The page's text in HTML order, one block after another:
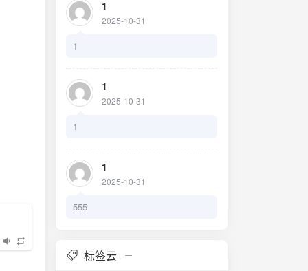
1
2025-10-31
1
1
2025-10-31
1
1
2025-10-31
555
标签云